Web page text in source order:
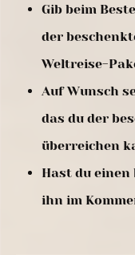
Gib beim
der
Weltreise-
Auf Wunsch
das du der
überreichen
Hast du
ihn im